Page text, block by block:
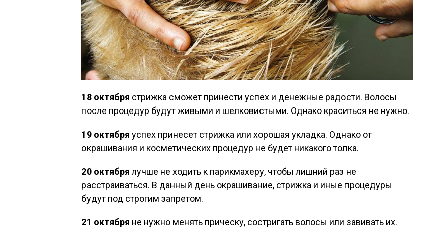
18 октября стрижка сможет принести успех и денежные радости. Волосы
после процедур будут живыми и шелковистыми. Однако краситься не нужно.
19 октября успех принесет стрижка или хорошая укладка. Однако от
окрашивания и косметических процедур не будет никакого толка.
20 октября лучше не ходить к парикмахеру, чтобы лишний раз не
расстраиваться. В данный день окрашивание, стрижка и иные процедуры
будут под строгим запретом.
21 октября не нужно менять прическу, состригать волосы или завивать их.